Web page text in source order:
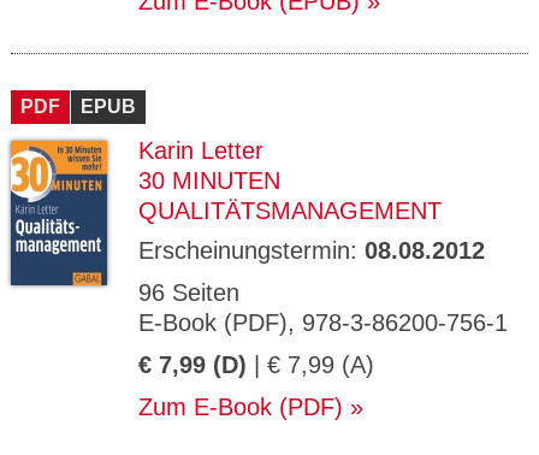
PDF EPUB
Karin Letter
30 MINUTEN
QUALITÄTSMANAGEMENT
Erscheinungstermin: 08.08.2012
96 Seiten
E-Book (PDF), 978-3-86200-756-1
€ 7,99 (D) | € 7,99 (A)
Zum E-Book (PDF)